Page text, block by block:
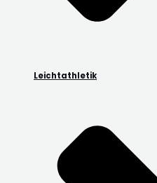
Leichtathletik